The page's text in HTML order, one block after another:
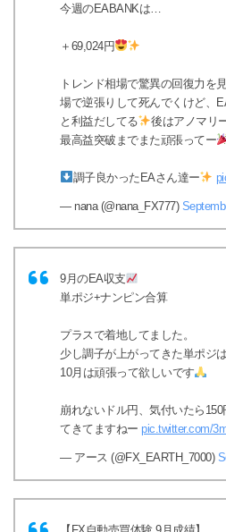
今週のEABANKは…
＋69,024円
トレンド相場で驚異の回復力を
場で逆張りして死んでくけど、
と利益だしてる
後はアノマリ
最高益突破までまた頑張ってー
調子良かったEAさん達ー
— nana (@nana_FX777)
9月のEA収支
単ポジ+ナンピン合算
プラスで着地してました。
少し調子が上がってきた単ポジ
10月は頑張って欲しいです
崩れないドル円、気付いたら
てきてますねー pic.twitter.com/
— アース (@FX_EARTH_7000)